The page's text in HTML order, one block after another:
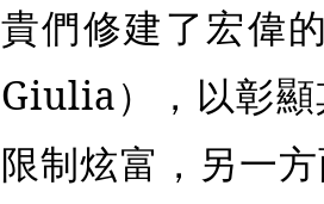
貴們修建了宏偉
Giulia），以彰
限制炫富，另一